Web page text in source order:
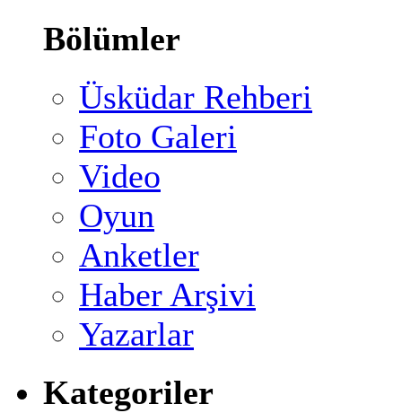
Bölümler
Üsküdar Rehberi
Foto Galeri
Video
Oyun
Anketler
Haber Arşivi
Yazarlar
Kategoriler